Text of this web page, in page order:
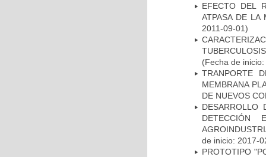
EFECTO DEL
ATPASA DE LA
2011-09-01)
(Fecha de
TRANPORTE
MEMBRANA
DE NUEVOS
DESARROLLO
DETECCIÓN
de inicio: 2017-
PROTOTIPO